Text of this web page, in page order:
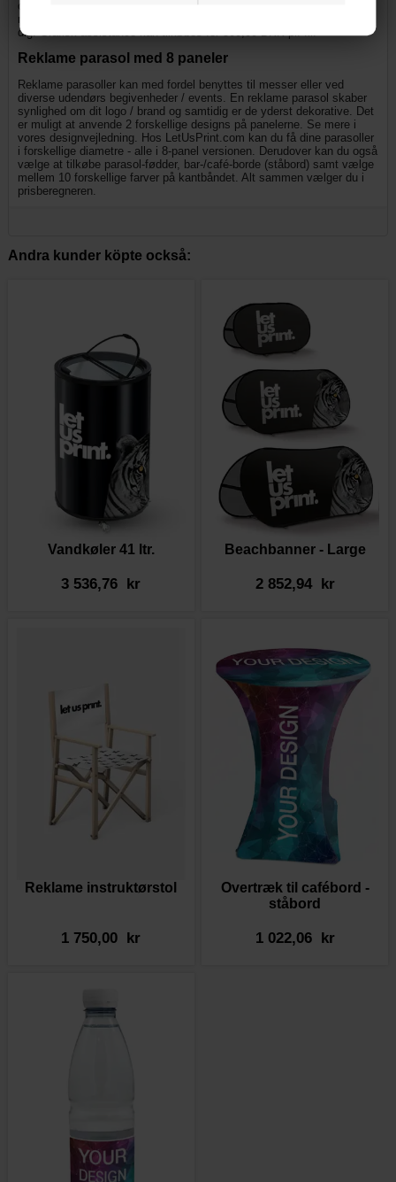
også grafisk assistance, så du får en parasol med eget logo, der
matcher dine ønsker. Vores dygtige grafikere sidder klar til at hjælpe
dig. Grafisk assistance kan tilkøbes for 500,00 DKK pr. fil.
Reklame parasol med 8 paneler
Reklame parasoller kan med fordel benyttes til messer eller ved
diverse udendørs begivenheder / events. En reklame parasol skaber
synlighed om dit logo / brand og samtidig er de yderst dekorative. Det
er muligt at anvende 2 forskellige designs på panelerne. Se mere i
vores designvejledning. Hos LetUsPrint.com kan du få dine parasoller
i forskellige diametre - alle i 8-panel versionen. Derudover kan du også
vælge at tilkøbe parasol-fødder, bar-/café-borde (ståbord) samt vælge
mellem 10 forskellige farver på kantbåndet. Alt sammen vælger du i
prisberegneren.
Andra kunder köpte också:
Vandkøler 41 ltr.
3 536,76 kr
Beachbanner - Large
2 852,94 kr
Reklame instruktørstol
1 750,00 kr
Overtræk til cafébord -
ståbord
1 022,06 kr